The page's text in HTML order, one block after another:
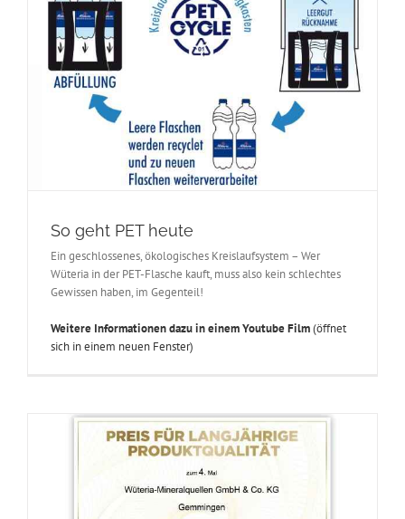
So geht PET heute
Ein geschlossenes, ökologisches Kreislaufsystem – Wer
Wüteria in der PET-Flasche kauft, muss also kein schlechtes
Gewissen haben, im Gegenteil!
Weitere Informationen dazu in einem Youtube Film(öffnet
sich in einem neuen Fenster)